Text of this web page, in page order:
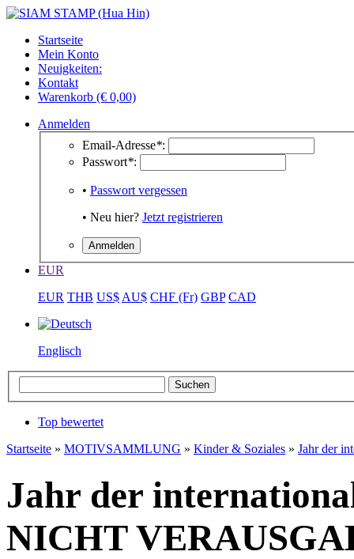
Startseite
Mein Konto
Neuigkeiten:
Kontakt
Warenkorb (€ 0,00)
Anmelden
Email-Adresse*:
Passwort*:
• Passwort vergessen
• Neu hier? Jetzt registrieren
EUR
EUR THB US$ AU$ CHF (Fr) GBP CAD
Englisch
Top bewertet
Startseite » MOTIVSAMMLUNG » Kinder & Soziales » Jahr der
Jahr der
NICHT